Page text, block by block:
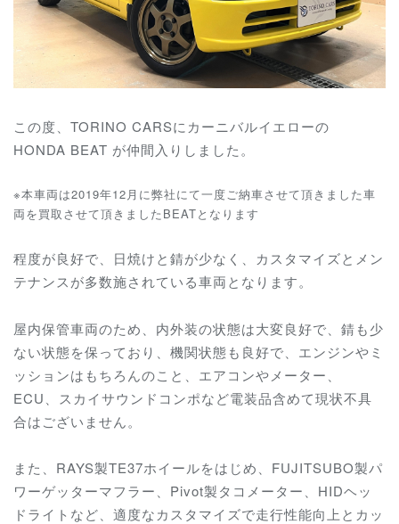
この度、TORINO CARSにカーニバルイエローの
HONDA BEAT が仲間入りしました。
※本車両は2019年12月に弊社にて一度ご納車させて頂きました車
両を買取させて頂きましたBEATとなります
程度が良好で、日焼けと錆が少なく、カスタマイズとメン
テナンスが多数施されている車両となります。
屋内保管車両のため、内外装の状態は大変良好で、錆も少
ない状態を保っており、機関状態も良好で、エンジンやミ
ッションはもちろんのこと、エアコンやメーター、
ECU、スカイサウンドコンポなど電装品含めて現状不具
合はございません。
また、RAYS製TE37ホイールをはじめ、FUJITSUBO製パ
ワーゲッターマフラー、Pivot製タコメーター、HIDヘッ
ドライトなど、適度なカスタマイズで走行性能向上とカッ